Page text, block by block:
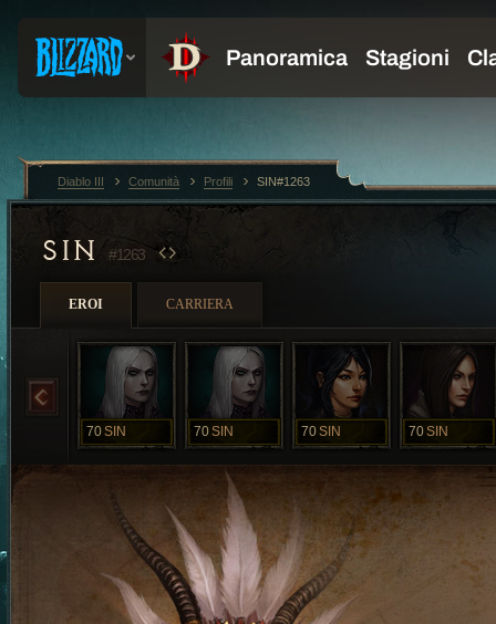
SIN #1263
EROI CARRIERA
70SIN 70SIN 70SIN 70SIN
Diablo III Comunità Profili SIN#1263